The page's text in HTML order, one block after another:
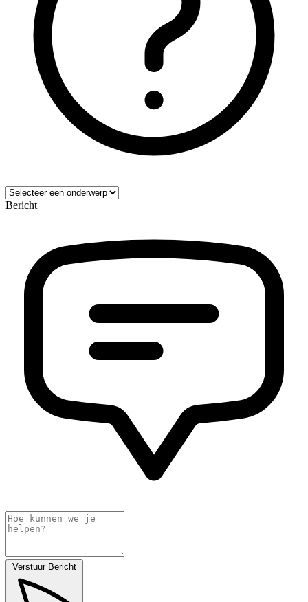
Bericht
Verstuur Bericht